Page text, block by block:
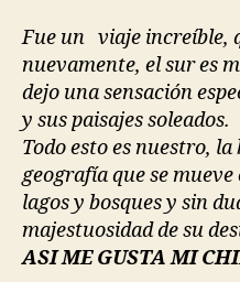
Fue un viaje increíble,
nuevamente, el sur es
dejo una sensación
y sus paisajes soleados.
Todo esto es nuestro, la
geografía que se
lagos y bosques y sin
majestuosidad de su
ASI ME GUSTA MI